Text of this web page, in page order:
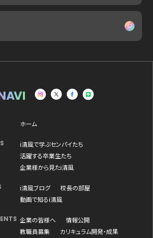
ホーム
i清風で学ぶセンパイたち
活躍する卒業生たち
企業様から見たi清風
i清風ブログ
校長の部屋
動画で知るi清風
企業の皆様へ
情報公開
教職員募集
カリキュラム開発・成果